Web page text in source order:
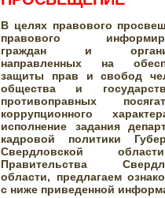
В целях правового
правового
граждан и
направленных на
защиты прав и свобод
общества и
противоправных
коррупционного
исполнение задания
кадровой политики
Свердловской
Правительства
области, предлагаем
с ниже приведенной